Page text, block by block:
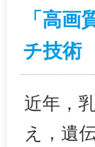
「高
チ技術
近年，
え，遺